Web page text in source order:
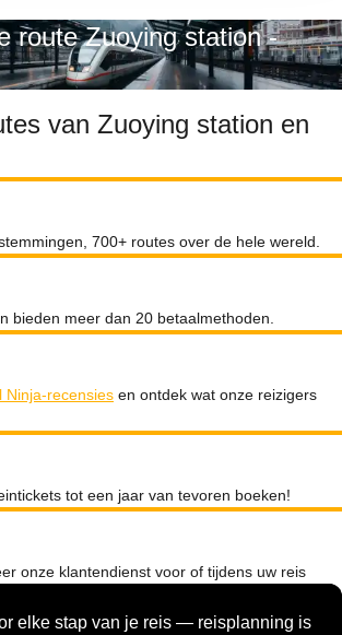
route Zuoying station -
van Zuoying station en
700+ routes over de hele wereld.
bieden meer dan 20 betaalmethoden.
Ninja-recensies en ontdek wat onze reizigers
tot een jaar van tevoren boeken!
onze klantendienst voor of tijdens uw reis
elke stap van je reis — reisplanning is